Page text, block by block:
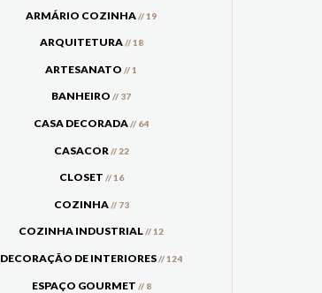
ARMÁRIO COZINHA// 19
ARQUITETURA// 18
ARTESANATO// 1
BANHEIRO// 37
CASA DECORADA// 64
CASACOR // 22
CLOSET // 16
COZINHA// 73
COZINHA INDUSTRIAL// 12
DECORAÇÃO DE INTERIORES// 124
ESPAÇO GOURMET // 8